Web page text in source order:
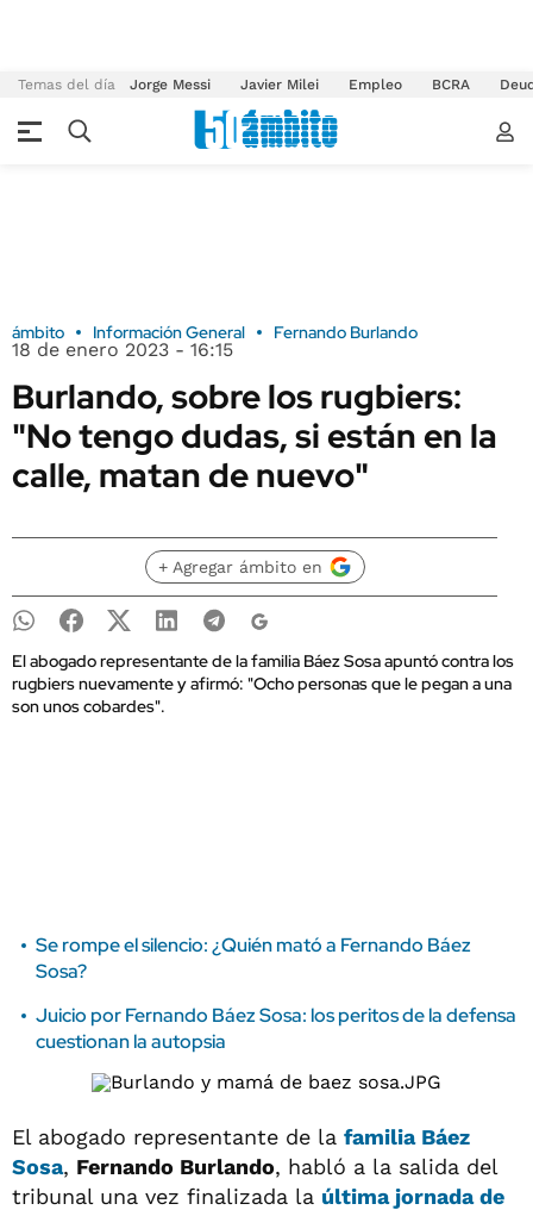
Temas del día Jorge Messi Javier Milei Empleo BCRA
ámbito Información General Fernando Burlando
18 de enero 2023 - 16:15
Burlando, sobre los rugbiers:
"No tengo dudas, si están en la
calle, matan de nuevo"
+ Agregar ámbito en
El abogado representante de la familia Báez Sosa apuntó contra los
rugbiers nuevamente y afirmó: "Ocho personas que le pegan a una
son unos cobardes".
Se rompe el silencio: ¿Quién mató a Fernando Báez
Sosa?
Juicio por Fernando Báez Sosa: los peritos de la defensa
cuestionan la autopsia
El abogado representante de la familia Báez
Sosa, Fernando Burlando, habló a la salida del
tribunal una vez finalizada la última jornada de